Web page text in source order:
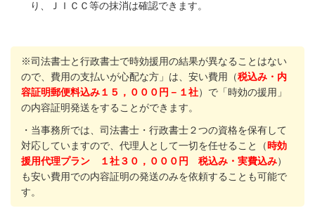
り、ＪＩＣＣ等の抹消は確認できます。
※司法書士と行政書士で時効援用の結果が異なることはない
ので、費用の支払いが心配な方」は、安い費用（税込み・内
容証明郵便料込み１５，０００円－１社）で「時効の援用」
の内容証明発送をすることができます。
・当事務所では、司法書士・行政書士２つの資格を保有して
対応していますので、代理人として一切を任せること（時効
援用代理プラン １社３０，０００円 税込み・実費込み）
も安い費用での内容証明の発送のみを依頼することも可能で
す。